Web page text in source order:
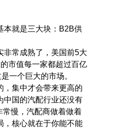
本就是三大块：B2B供
非常成熟了，美国前5大
市值每一家都超过百亿
一个巨大的市场。
，集中才会带来更高的
中国的汽配行业还没有
常慢，汽配商做着做着
，核心就在于你能不能